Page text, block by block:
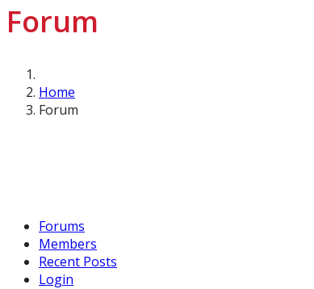
Forum
Home
Forum
Forums
Members
Recent Posts
Login